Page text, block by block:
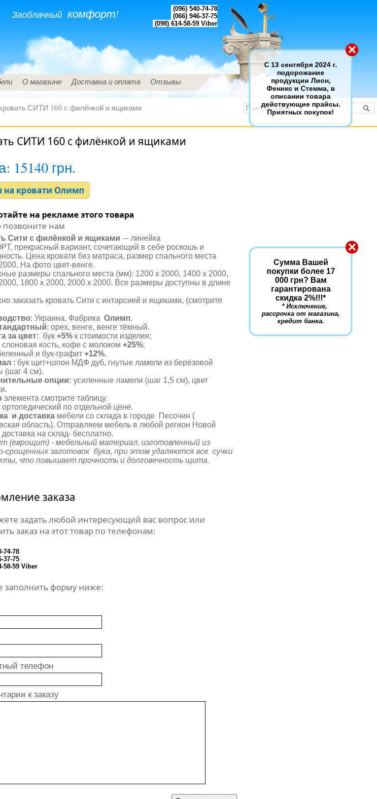
×
С 13 сентября 2024 г.
подорожание
продукции Лион,
Феникс и Стемма, в
описании товара
действующие прайсы.
Приятных покупок!
×
Сумма Вашей
покупки более 17
000 грн? Вам
гарантирована
скидка 2%!!!*
* Исключение,
рассрочка от магазина,
кредит банка.
Заоблачный комфорт!
(096) 540-74-78
(066) 946-37-75
(098) 614-58-59 Viber
О магазине Доставка и оплата Отзывы
кровать СИТИ 160 с филёнкой и ящиками
СИТИ 160 с филёнкой и ящиками
15140 грн.
на кровати Олимп
на рекламе этого товара
позвоните нам
Сити с филёнкой и ящиками – линейка
прекрасный вариант, сочетающий в себе роскошь и
Цена кровати без матраса, размер спального места
На фото цвет-венге.
размеры спального места (мм): 1200 х 2000, 1400 х 2000,
1800 х 2000, 2000 х 2000. Все размеры доступны в длине
заказать кровать Сити с интарсией и ящиками, (смотрите
: Украина. Фабрика Олимп.
: орех, венге, венге тёмный.
за цвет: бук +5%к стоимости изделия;
кость, кофе с молоком +25%;
и бук-графит +12%.
: бук щит+шпон МДФ дуб, гнутые ламели из берёзовой
(шаг 4 см).
опции: усиленные ламели (шаг 1,5 см), цвет
элемента смотрите таблицу.
по отдельной цене.
и доставка мебели со склада в городе Песочин (
область). Отправляем мебель в любой регион Новой
доставка на склад- бесплатно.
(еврощит) - мебельный материал, изготовленный из
срощенных заготовок бука, при этом удаляются все сучки
что повышает прочность и долговечность щита.
заказа
задать любой интересующий вас вопрос или
заказ на этот товар по телефонам:
74-78
37-75
58-59 Viber
заполнить форму ниже:
телефон
к заказу